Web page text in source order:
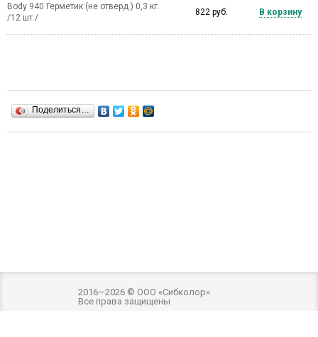
Body 940 Герметик (не отверд.) 0,3 кг.
/12 шт./
822 руб. В корзину
Поделиться…
2016—2026 © ООО «Сибколор»
Все права защищены